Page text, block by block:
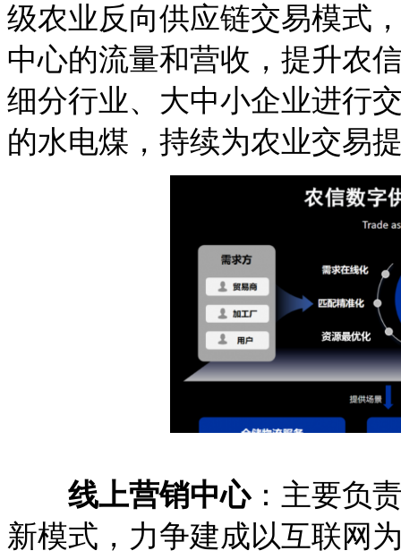
级农业反向供应链交易模式
中心的流量和营收，提升农
细分行业、大中小企业进行
的水电煤，持续为农业交易
线上营销中心：主要负
新模式，力争建成以互联网